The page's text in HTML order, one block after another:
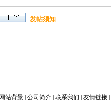
发帖须知
网站背景 公司简介 联系我们 友情链接